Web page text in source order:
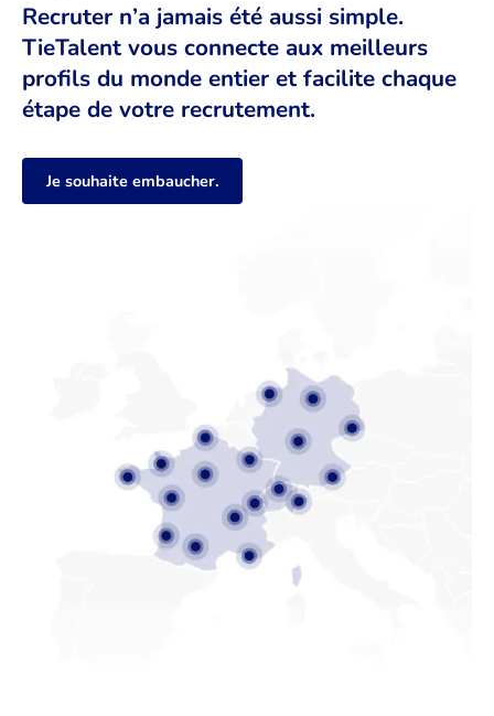
Recruter n’a jamais été aussi simple.
TieTalent vous connecte aux meilleurs
profils du monde entier et facilite chaque
étape de votre recrutement.
Je souhaite embaucher.